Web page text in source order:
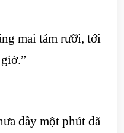
mai tám rưỡi, tới
đầy một phút đã